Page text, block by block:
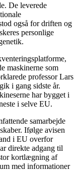
De leverede
også for driften og
personlige
maskinerne som
professor Lars
i gang sidste år.
har bygget i
i selve EU.
samarbejde
Ifølge avisen
i EU overfor
direkte adgang til
kortlægning af
med informationer